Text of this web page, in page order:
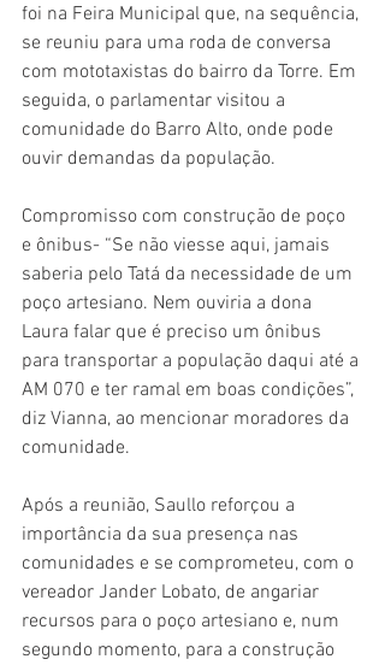
foi na Feira Municipal que, na sequência,
se reuniu para uma roda de conversa
com mototaxistas do bairro da Torre. Em
seguida, o parlamentar visitou a
comunidade do Barro Alto, onde pode
ouvir demandas da população.
Compromisso com construção de poço
e ônibus- “Se não viesse aqui, jamais
saberia pelo Tatá da necessidade de um
poço artesiano. Nem ouviria a dona
Laura falar que é preciso um ônibus
para transportar a população daqui até a
AM 070 e ter ramal em boas condições”,
diz Vianna, ao mencionar moradores da
comunidade.
Após a reunião, Saullo reforçou a
importância da sua presença nas
comunidades e se comprometeu, com o
vereador Jander Lobato, de angariar
recursos para o poço artesiano e, num
segundo momento, para a construção